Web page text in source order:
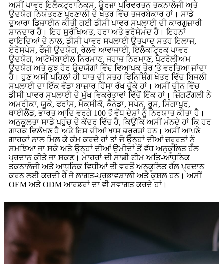
ਅਸੀਂ ਪਾਵਰ ਇਲੈਕਟ੍ਰਾਨਿਕਸ, ਊਰਜਾ ਪਰਿਵਰਤਨ ਤਕਨਾਲੋਜੀ ਅਤੇ
ਉਦਯੋਗ ਨਿਯੰਤਰਣ ਪ੍ਰਣਾਲੀ ਦੇ ਖੇਤਰ ਵਿੱਚ ਤਜਰਬੇਕਾਰ ਹਾਂ। ਸਾਡੇ
ਦੁਆਰਾ ਡਿਜ਼ਾਈਨ ਕੀਤੀ ਗਈ ਡੀਸੀ ਪਾਵਰ ਸਪਲਾਈ ਦੀ ਕਾਰਗੁਜ਼ਾਰੀ
ਸ਼ਾਨਦਾਰ ਹੈ। ਇਹ ਸੁਰੱਖਿਅਤ, ਹਰਾ ਅਤੇ ਭਰੋਸੇਮੰਦ ਹੈ। ਇਹਨਾਂ
ਫਾਇਦਿਆਂ ਦੇ ਨਾਲ, ਡੀਸੀ ਪਾਵਰ ਸਪਲਾਈ ਉਤਪਾਦ ਸਤਹ ਇਲਾਜ,
ਏਰੋਸਪੇਸ, ਫੌਜੀ ਉਦਯੋਗ, ਰੇਲਵੇ ਆਵਾਜਾਈ, ਇਲੈਕਟ੍ਰਿਕ ਪਾਵਰ
ਉਦਯੋਗ, ਆਟੋਮੋਬਾਈਲ ਨਿਰਮਾਣ, ਜਹਾਜ਼ ਨਿਰਮਾਣ, ਪੈਟਰੋਲੀਅਮ
ਉਦਯੋਗ ਅਤੇ ਕੁਝ ਹੋਰ ਉਦਯੋਗਾਂ ਵਿੱਚ ਵਿਆਪਕ ਤੌਰ 'ਤੇ ਵਰਤਿਆ ਜਾਂਦਾ
ਹੈ। ਹੁਣ ਅਸੀਂ ਪਹਿਲਾਂ ਹੀ ਧਾਤ ਦੀ ਸਤਹ ਫਿਨਿਸ਼ਿੰਗ ਖੇਤਰ ਵਿੱਚ ਬਿਜਲੀ
ਸਪਲਾਈ ਦਾ ਇੱਕ ਵੱਡਾ ਬਾਜ਼ਾਰ ਹਿੱਸਾ ਰੱਖ ਚੁੱਕੇ ਹਾਂ। ਅਸੀਂ ਚੀਨ ਵਿੱਚ
ਡੀਸੀ ਪਾਵਰ ਸਪਲਾਈ ਦੇ ਮੁੱਖ ਵਿਕਰੇਤਾਵਾਂ ਵਿੱਚੋਂ ਇੱਕ ਹਾਂ। ਜ਼ਿੰਗਟੋਂਗਲੀ ਨੇ
ਅਮਰੀਕਾ, ਯੂਕੇ, ਫਰਾਂਸ, ਮੈਕਸੀਕੋ, ਕੈਨੇਡਾ, ਸਪੇਨ, ਰੂਸ, ਸਿੰਗਾਪੁਰ,
ਥਾਈਲੈਂਡ, ਭਾਰਤ ਆਦਿ ਵਰਗੇ 100 ਤੋਂ ਵੱਧ ਦੇਸ਼ਾਂ ਨੂੰ ਨਿਰਯਾਤ ਕੀਤਾ ਹੈ।
ਅਨੁਕੂਲਤਾ ਸਾਡੇ ਪਹੁੰਚ ਦੇ ਕੇਂਦਰ ਵਿੱਚ ਹੈ, ਕਿਉਂਕਿ ਅਸੀਂ ਮੰਨਦੇ ਹਾਂ ਕਿ ਹਰ
ਗਾਹਕ ਵਿਲੱਖਣ ਹੈ ਅਤੇ ਇਸ ਦੀਆਂ ਖਾਸ ਜ਼ਰੂਰਤਾਂ ਹਨ। ਅਸੀਂ ਆਪਣੇ
ਗਾਹਕਾਂ ਨਾਲ ਮਿਲ ਕੇ ਕੰਮ ਕਰਦੇ ਹਾਂ ਤਾਂ ਜੋ ਉਨ੍ਹਾਂ ਦੀਆਂ ਜ਼ਰੂਰਤਾਂ ਨੂੰ
ਸਮਝਿਆ ਜਾ ਸਕੇ ਅਤੇ ਉਨ੍ਹਾਂ ਦੀਆਂ ਉਮੀਦਾਂ ਤੋਂ ਵੱਧ ਅਨੁਕੂਲਿਤ ਹੱਲ
ਪ੍ਰਦਾਨ ਕੀਤੇ ਜਾ ਸਕਣ। ਮਾਹਰਾਂ ਦੀ ਸਾਡੀ ਟੀਮ ਅਤਿ-ਆਧੁਨਿਕ
ਤਕਨਾਲੋਜੀ ਅਤੇ ਆਧੁਨਿਕ ਵਿਧੀਆਂ ਦੀ ਵਰਤੋਂ ਅਨੁਕੂਲਿਤ ਹੱਲ ਪ੍ਰਦਾਨ
ਕਰਨ ਲਈ ਕਰਦੀ ਹੈ ਜੋ ਲਾਗਤ-ਪ੍ਰਭਾਵਸ਼ਾਲੀ ਅਤੇ ਕੁਸ਼ਲ ਹਨ। ਅਸੀਂ
OEM ਅਤੇ ODM ਆਰਡਰਾਂ ਦਾ ਵੀ ਸਵਾਗਤ ਕਰਦੇ ਹਾਂ।